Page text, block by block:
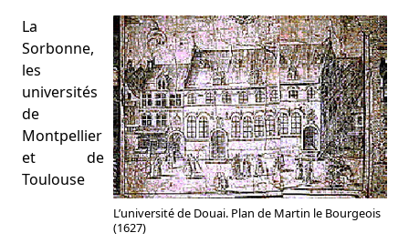
L’université de Douai. Plan de Martin le Bourgeois
(1627)
La
Sorbonne,
les
universités
de
Montpellier
et de
Toulouse